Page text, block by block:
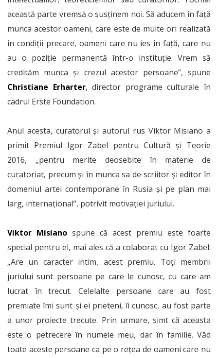
această parte vremsă o susținem noi. Să aducem în față
munca acestor oameni, care este de multe ori realizată
în condiții precare, oameni care nu ies în față, care nu
au o poziție permanentă într-o instituție. Vrem să
credităm munca și crezul acestor persoane”, spune
Christiane Erharter, director programe culturale în
cadrul Erste Foundation.
Anul acesta, curatorul și autorul rus Viktor Misiano a
primit Premiul Igor Zabel pentru Cultură şi Teorie
2016, „pentru merite deosebite în materie de
curatoriat, precum şi în munca sa de scriitor şi editor în
domeniul artei contemporane în Rusia şi pe plan mai
larg, internaţional”, potrivit motivației juriului.
Viktor Misiano spune că acest premiu este foarte
special pentru el, mai ales că a colaborat cu Igor Zabel:
„Are un caracter intim, acest premiu. Toți membrii
juriului sunt persoane pe care le cunosc, cu care am
lucrat în trecut. Celelalte persoane care au fost
premiate îmi sunt și ei prieteni, îi cunosc, au fost parte
a unor proiecte trecute. Prin urmare, simt că aceasta
este o petrecere în numele meu, dar în familie. Văd
toate aceste persoane ca pe o rețea de oameni care nu